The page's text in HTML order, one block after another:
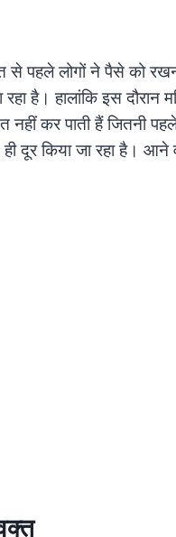
पहले लोगों ने पैसे को
है। हालांकि इस दौरान
नहीं कर पाती हैं जितनी
ही दूर किया जा रहा है।